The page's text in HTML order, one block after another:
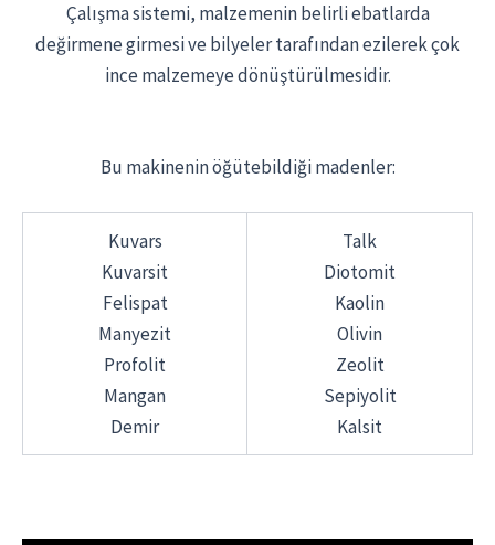
Çalışma sistemi, malzemenin belirli ebatlarda
değirmene girmesi ve bilyeler tarafından ezilerek çok
ince malzemeye dönüştürülmesidir.
Bu makinenin öğütebildiği madenler:
Kuvars
Kuvarsit
Felispat
Manyezit
Profolit
Mangan
Demir
Talk
Diotomit
Kaolin
Olivin
Zeolit
Sepiyolit
Kalsit